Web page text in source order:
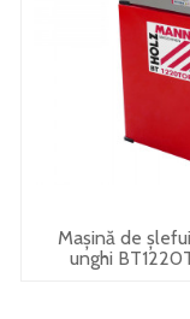
Mașină de
unghi